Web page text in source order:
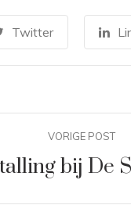
Twitter
VORIGE POST
bij De